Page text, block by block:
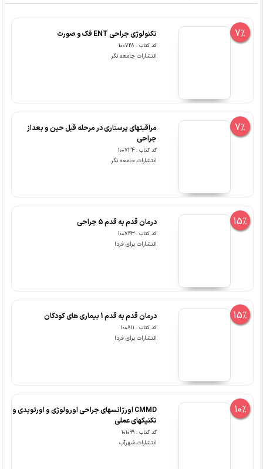
7% تکنولوژی جراحی ENT فک و صورت
کد کتاب : 100728
انتشارات جامعه نگر
7%
مراقبتهای پرستاری در مرحله قبل حین و بعداز
جراحی
کد کتاب : 100734
انتشارات جامعه نگر
15% درمان قدم به قدم 5 جراحی
کد کتاب : 100743
انتشارات برای فردا
15% درمان قدم به قدم 1 بیماری های کودکان
کد کتاب : 100811
انتشارات برای فردا
10%
CMMD اورژانسهای جراحی اورولوژی و اورتوپدی و
تکنیکهای عملی
کد کتاب : 101099
انتشارات شهرآب